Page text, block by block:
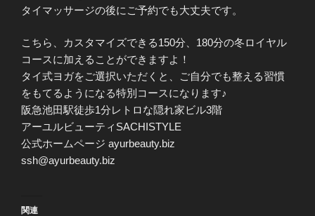
タイマッサージの後にご予約でも大丈夫です。
こちら、カスタマイズできる150分、180分の冬ロイヤル
コースに加えることができますよ！
タイ式ヨガをご選択いただくと、ご自分でも整える習慣
をもてるようになる特別コースになります♪
阪急池田駅徒歩1分レトロな隠れ家ビル3階
アーユルビューティSACHISTYLE
公式ホームページ ayurbeauty.biz
ssh@ayurbeauty.biz
関連